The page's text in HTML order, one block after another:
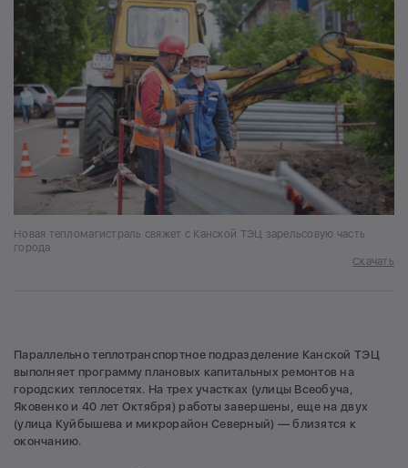
Новая тепломагистраль свяжет с Канской ТЭЦ зарельсовую часть
города
Скачать
Параллельно теплотранспортное подразделение Канской ТЭЦ
выполняет программу плановых капитальных ремонтов на
городских теплосетях. На трех участках (улицы Всеобуча,
Яковенко и 40 лет Октября) работы завершены, еще на двух
(улица Куйбышева и микрорайон Северный) — близятся к
окончанию.